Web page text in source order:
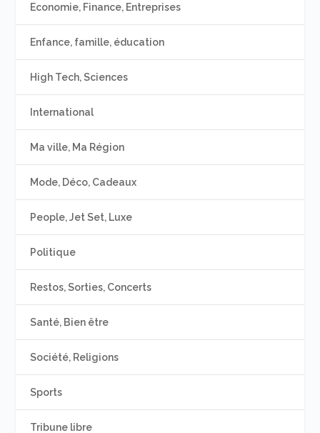
Economie, Finance, Entreprises
Enfance, famille, éducation
High Tech, Sciences
International
Ma ville, Ma Région
Mode, Déco, Cadeaux
People, Jet Set, Luxe
Politique
Restos, Sorties, Concerts
Santé, Bien être
Société, Religions
Sports
Tribune libre